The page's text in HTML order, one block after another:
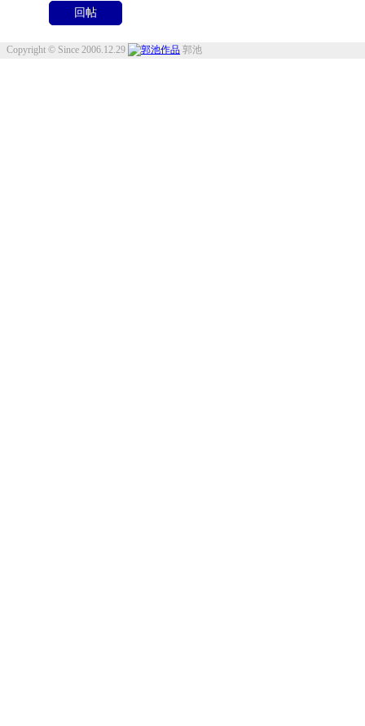
Copyright © Since 2006.12.29 郭池